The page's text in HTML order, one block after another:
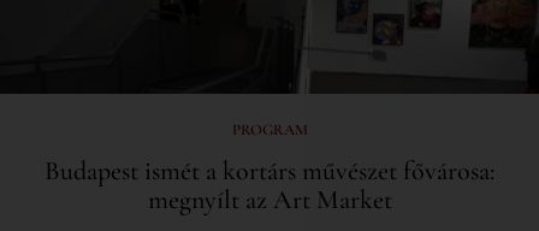
PROGRAM
Budapest ismét a kortárs művészet fővárosa:
megnyílt az Art Market